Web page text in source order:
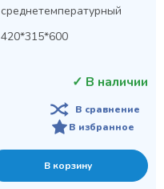
среднетемпературный
420*315*600
✓ В наличии
В сравнение
В избранное
В корзину